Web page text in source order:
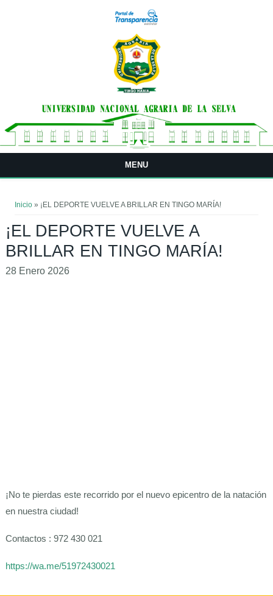
MENU
Inicio » ¡EL DEPORTE VUELVE A BRILLAR EN TINGO MARÍA!
¡EL DEPORTE VUELVE A
BRILLAR EN TINGO MARÍA!
28 Enero 2026
¡No te pierdas este recorrido por el nuevo epicentro de la natación
en nuestra ciudad!
Contactos : 972 430 021
https://wa.me/51972430021